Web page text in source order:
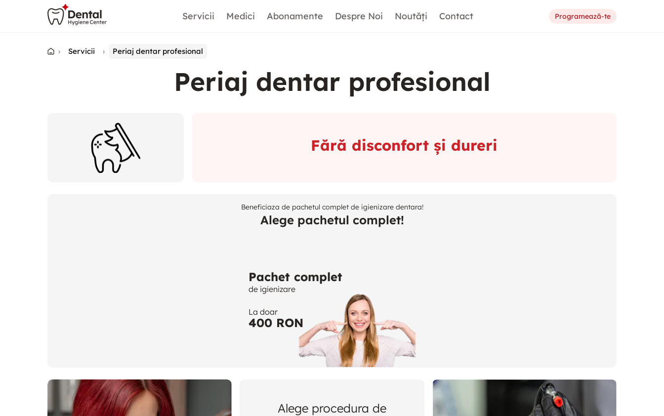
Servicii Medici Abonamente Despre Noi Noutăți Contact Programează-te
› Servicii › Periaj dentar profesional
Periaj dentar profesional
Fără disconfort și dureri
Beneficiaza de pachetul complet de igienizare dentara!
Alege pachetul complet!
Pachet complet
de igienizare
La doar
400 RON
Alege procedura de